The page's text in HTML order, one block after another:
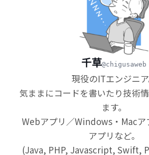
千草@chigusaweb
現役のITエンジニア
気ままにコードを書いたり技術
ます。
Webアプリ／Windows・Macア
アプリなど。
(Java, PHP, Javascript, Swift,